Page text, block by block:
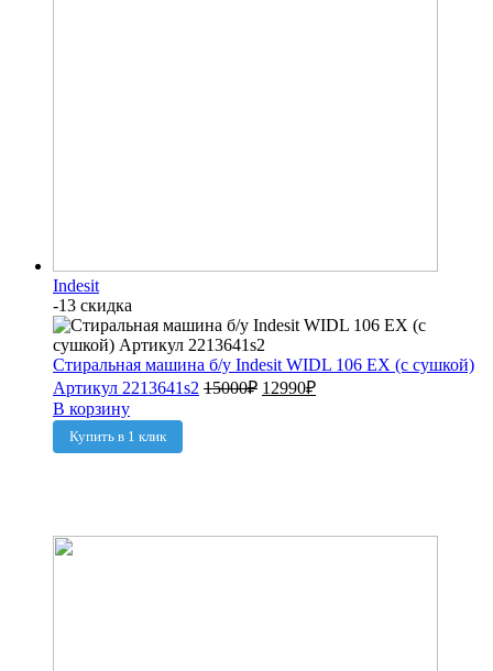
Indesit
-13 скидка
Стиральная машина б/у Indesit WIDL 106 EX (с сушкой)
Артикул 2213641s2 15000₽ 12990₽
В корзину
Купить в 1 клик